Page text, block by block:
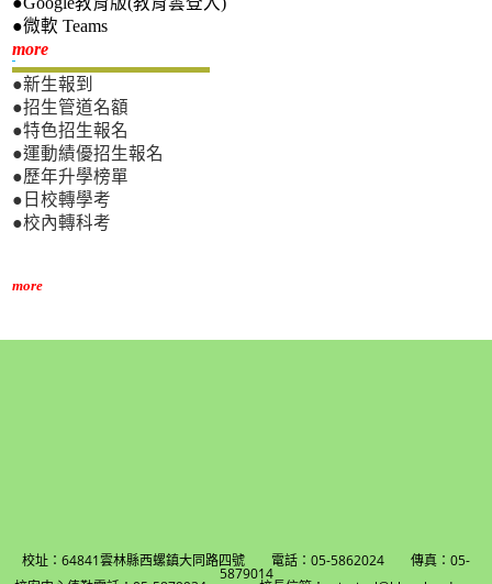
●微軟 Teams
more新生專區
●新生報到
●招生管道名額
●特色招生報名
●運動績優招生報名
●歷年升學榜單
●日校轉學考
●校內轉科考
more
校址：64841雲林縣西螺鎮大同路四號 電話：05-5862024 傳真：05-
5879014